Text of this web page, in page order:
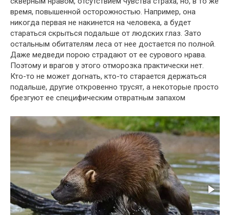
время, повышенной осторожностью. Например, она
никогда первая не накинется на человека, а будет
стараться скрыться подальше от людских глаз. Зато
остальным обитателям леса от нее достается по полной.
Даже медведи порою страдают от ее сурового нрава.
Поэтому и врагов у этого отморозка практически нет.
Кто-то не может догнать, кто-то старается держаться
подальше, другие откровенно трусят, а некоторые просто
брезгуют ее специфическим отвратным запахом